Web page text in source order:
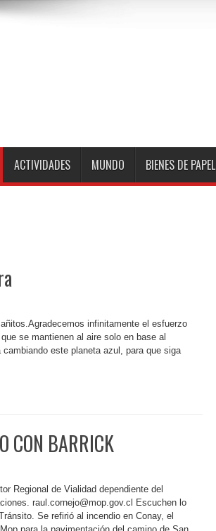
ACTIVIDADES MUNDO BIENES DE PAPEL
infinitamente el esfuerzo
se mantienen al aire solo en base al
este planeta azul, para que siga
CON BARRICK
Regional de Vialidad dependiente del
raul.cornejo@mop.gov.cl Escuchen lo
Se refirió al incendio en Conay, el